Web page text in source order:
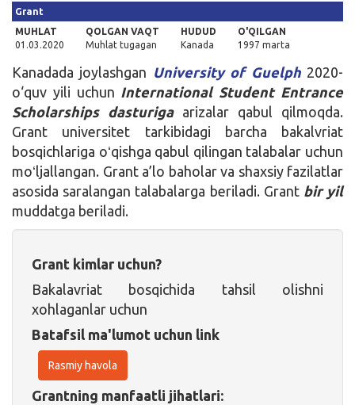
Grant
MUHLAT
01.03.2020
QOLGAN VAQT
Muhlat tugagan
HUDUD
Kanada
O'QILGAN
1997 marta
Kanadada joylashgan University of Guelph2020-
o‘quv yili uchun International Student Entrance
Scholarships dasturigaarizalar qabul qilmoqda.
Grant universitet tarkibidagi barcha bakalvriat
bosqichlariga oʻqishga qabul qilingan talabalar uchun
moʻljallangan. Grant a’lo baholar va shaxsiy fazilatlar
asosida saralangan talabalarga beriladi. Grant bir yil
muddatga beriladi.
Grant kimlar uchun?
Bakalavriat bosqichida tahsil olishni
xohlaganlar uchun
Batafsil ma'lumot uchun link
Rasmiy havola
Grantning manfaatli jihatlari: